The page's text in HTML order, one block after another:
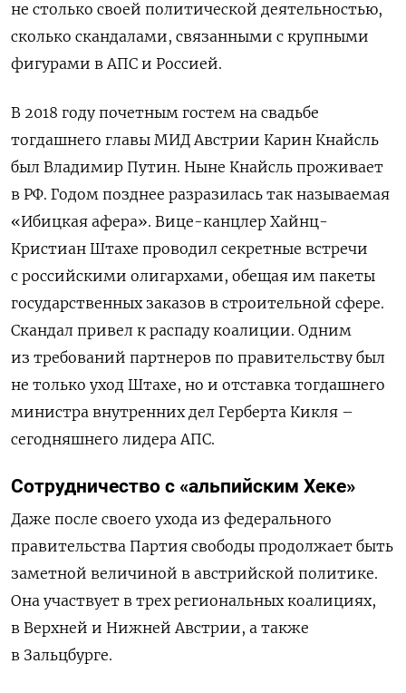
не столько своей политической деятельностью,
сколько скандалами, связанными с крупными
фигурами в АПС и Россией.
В 2018 году почетным гостем на свадьбе
тогдашнего главы МИД Австрии Карин Кнайсль
был Владимир Путин. Ныне Кнайсль проживает
в РФ. Годом позднее разразилась так называемая
«Ибицкая афера». Вице-канцлер Хайнц-
Кристиан Штахе проводил секретные встречи
с российскими олигархами, обещая им пакеты
государственных заказов в строительной сфере.
Скандал привел к распаду коалиции. Одним
из требований партнеров по правительству был
не только уход Штахе, но и отставка тогдашнего
министра внутренних дел Герберта Кикля –
сегодняшнего лидера АПС.
Сотрудничество с «альпийским Хеке»
Даже после своего ухода из федерального
правительства Партия свободы продолжает быть
заметной величиной в австрийской политике.
Она участвует в трех региональных коалициях,
в Верхней и Нижней Австрии, а также
в Зальцбурге.